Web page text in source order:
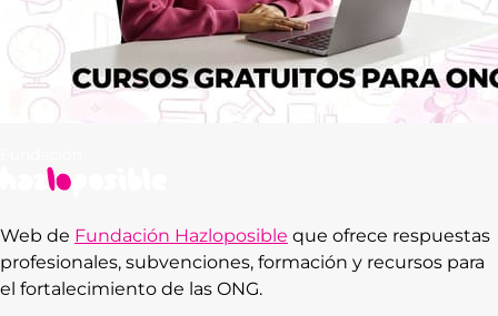
Web de Fundación Hazloposible que ofrece respuestas
profesionales, subvenciones, formación y recursos para
el fortalecimiento de las ONG.